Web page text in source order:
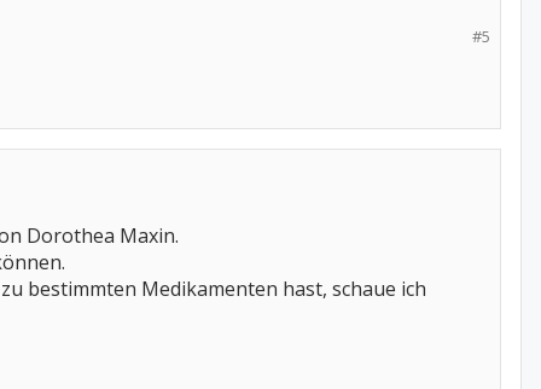
#5
Dorothea Maxin.
bestimmten Medikamenten hast, schaue ich